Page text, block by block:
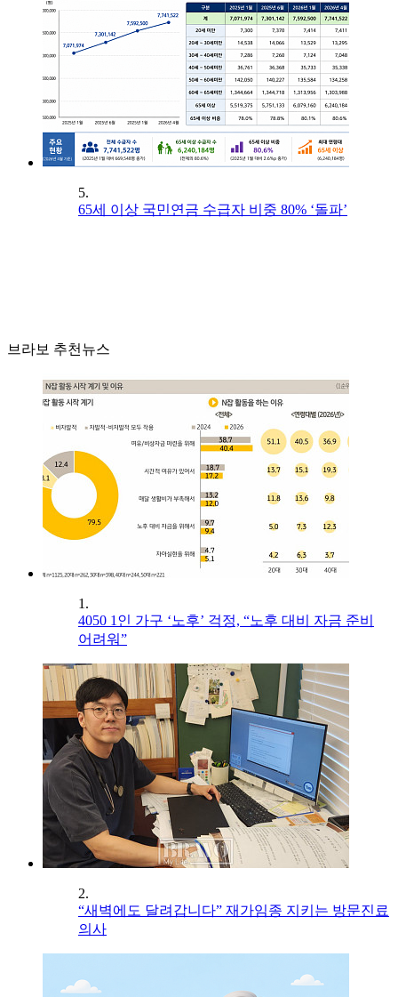
5.
65세 이상 국민연금 수급자 비중 80% ‘돌파’
브라보 추천뉴스
1.
4050 1인 가구 ‘노후’ 걱정, “노후 대비 자금 준비
어려워”
2.
“새벽에도 달려갑니다” 재가임종 지키는 방문진료
의사